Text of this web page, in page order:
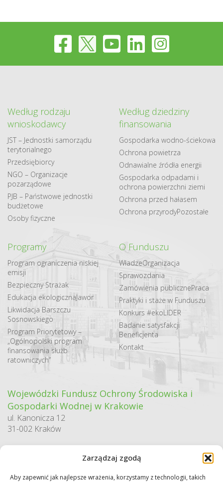
Zarządzaj zgodą
Aby zapewnić jak najlepsze wrażenia, korzystamy z technologii, takich
Według rodzaju
wnioskodawcy
JST – Jednostki samorządu
terytorialnego
Przedsiębiorcy
NGO – Organizacje
pozarządowe
PJB – Państwowe jednostki
budżetowe
Osoby fizyczne
Według dziedziny
finansowania
Gospodarka​ wodno​-ściekowa
Ochrona powietrza
Odnawialne​ źródła​ energii
Gospodarka odpadami i
ochrona powierzchni ziemi
Ochrona przed hałasem
Ochrona przyrodyPozostałe
Programy
Program ograniczenia niskiej
emisji
Bezpieczny Strażak
Edukacja ekologicznaJawor
Likwidacja Barszczu
Sosnowskiego
Program Priorytetowy –
„Ogólnopolski program
finansowania służb
ratowniczych”
O Funduszu
WładzeOrganizacja
Sprawozdania
Zamówienia publicznePraca
Praktyki i staże w Funduszu
Konkurs #ekoLIDER
Badanie satysfakcji
Beneficjenta
Kontakt
Wojewódzki Fundusz Ochrony Środowiska i
Gospodarki Wodnej w Krakowie
ul. Kanonicza 12
31-002 Kraków